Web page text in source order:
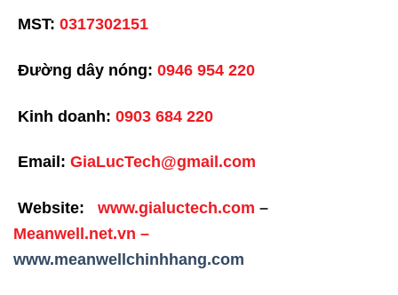
MST: 0317302151
Đường dây nóng: 0946 954 220
Kinh doanh: 0903 684 220
Email: GiaLucTech@gmail.com
Website: www.gialuctech.com –
Meanwell.net.vn –
www.meanwellchinhhang.com